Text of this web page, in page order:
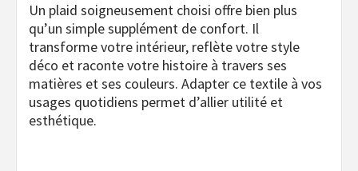
Un plaid soigneusement choisi offre bien plus
qu’un simple supplément de confort. Il
transforme votre intérieur, reflète votre style
déco et raconte votre histoire à travers ses
matières et ses couleurs. Adapter ce textile à vos
usages quotidiens permet d’allier utilité et
esthétique.